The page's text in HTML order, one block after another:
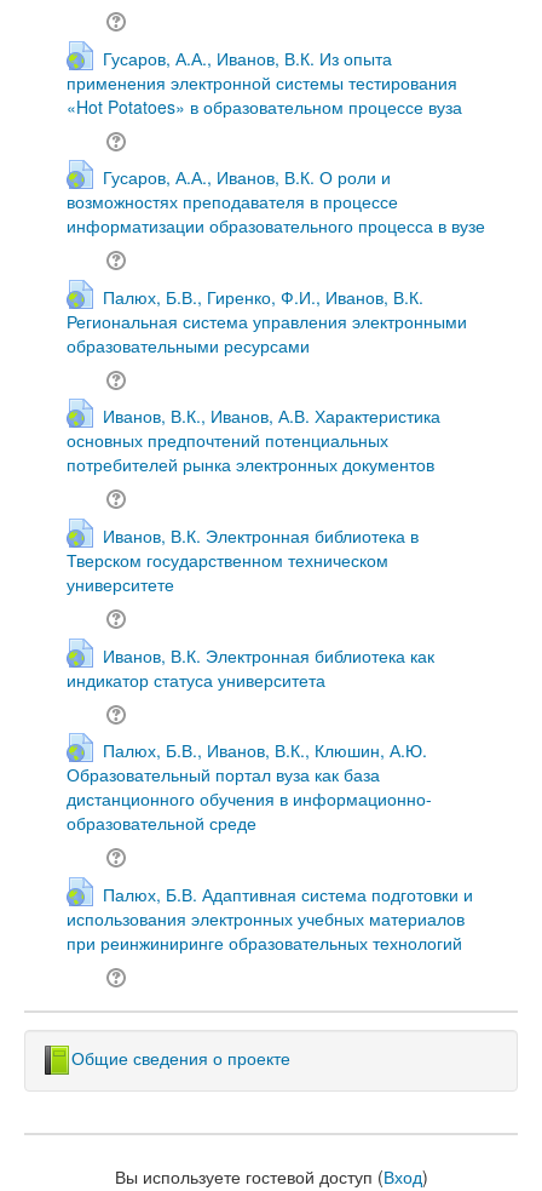
Гусаров, А.А., Иванов, В.К. Из опыта
применения электронной системы тестирования
«Hot Potatoes» в образовательном процессе вуза
Гусаров, А.А., Иванов, В.К. О роли и
возможностях преподавателя в процессе
информатизации образовательного процесса в вузе
Палюх, Б.В., Гиренко, Ф.И., Иванов, В.К.
Региональная система управления электронными
образовательными ресурсами
Иванов, В.К., Иванов, А.В. Характеристика
основных предпочтений потенциальных
потребителей рынка электронных документов
Иванов, В.К. Электронная библиотека в
Тверском государственном техническом
университете
Иванов, В.К. Электронная библиотека как
индикатор статуса университета
Палюх, Б.В., Иванов, В.К., Клюшин, А.Ю.
Образовательный портал вуза как база
дистанционного обучения в информационно-
образовательной среде
Палюх, Б.В. Адаптивная система подготовки и
использования электронных учебных материалов
при реинжиниринге образовательных технологий
Общие сведения о проекте
Вы используете гостевой доступ (Вход)